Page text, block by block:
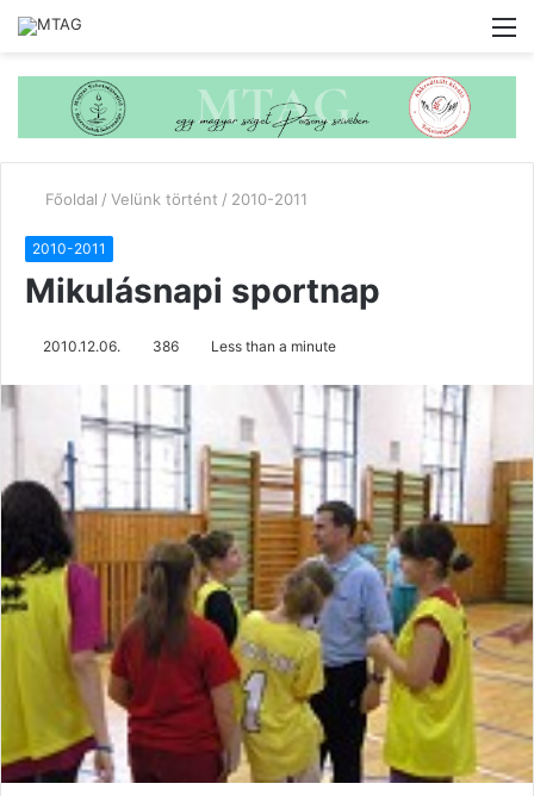
Főoldal / Velünk történt / 2010-2011
2010-2011
Mikulásnapi sportnap
2010.12.06. 386 Less than a minute